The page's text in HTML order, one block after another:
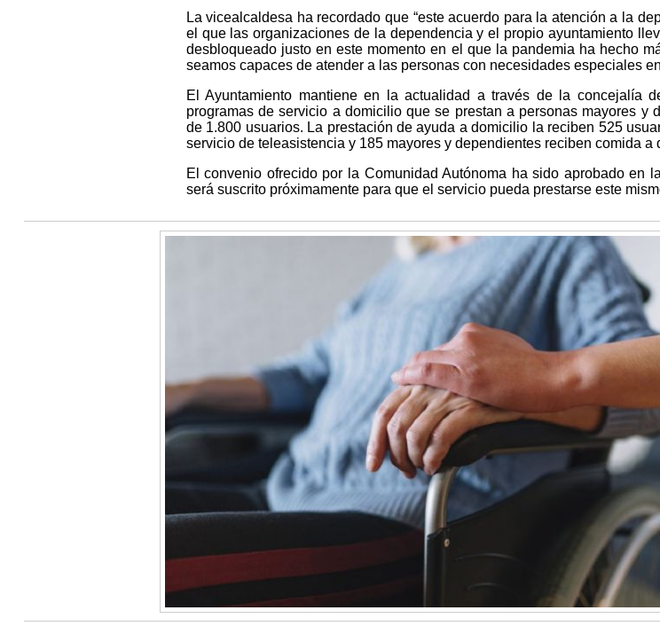
La vicealcaldesa ha recordado que “este acuerdo para la atención a la
el que las organizaciones de la dependencia y el propio ayuntamiento
desbloqueado justo en este momento en el que la pandemia ha hecho
seamos capaces de atender a las personas con necesidades especiales
El Ayuntamiento mantiene en la actualidad a través de la concejalía
programas de servicio a domicilio que se prestan a personas mayores y
de 1.800 usuarios. La prestación de ayuda a domicilio la reciben 525
servicio de teleasistencia y 185 mayores y dependientes reciben comida a
El convenio ofrecido por la Comunidad Autónoma ha sido aprobado en
será suscrito próximamente para que el servicio pueda prestarse este